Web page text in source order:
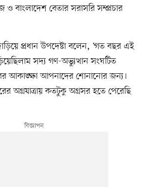
ও বাংলাদেশ বেতার সরাসরি সম্প্রচার
প্রধান উপদেষ্টা বলেন, ‘গত বছর এই
সদ্য গণ-অভ্যুত্থান সংঘটিত
আকাঙ্ক্ষা আপনাদের শোনানোর জন্য।
অগ্রযাত্রায় কতটুকু অগ্রসর হতে পেরেছি